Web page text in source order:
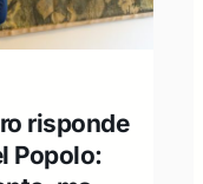
risponde
Popolo: